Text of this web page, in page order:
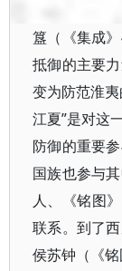
簋（《集成
抵御的主要
变为防范淮
江夏”是对这
防御的重要
国族也参与
人、《铭图
联系。到了
侯苏钟（《